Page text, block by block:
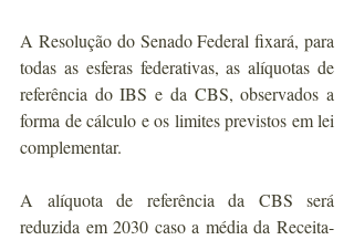
A Resolução do Senado Federal fixará, para
todas as esferas federativas, as alíquotas de
referência do IBS e da CBS, observados a
forma de cálculo e os limites previstos em lei
complementar.
A alíquota de referência da CBS será
reduzida em 2030 caso a média da Receita-